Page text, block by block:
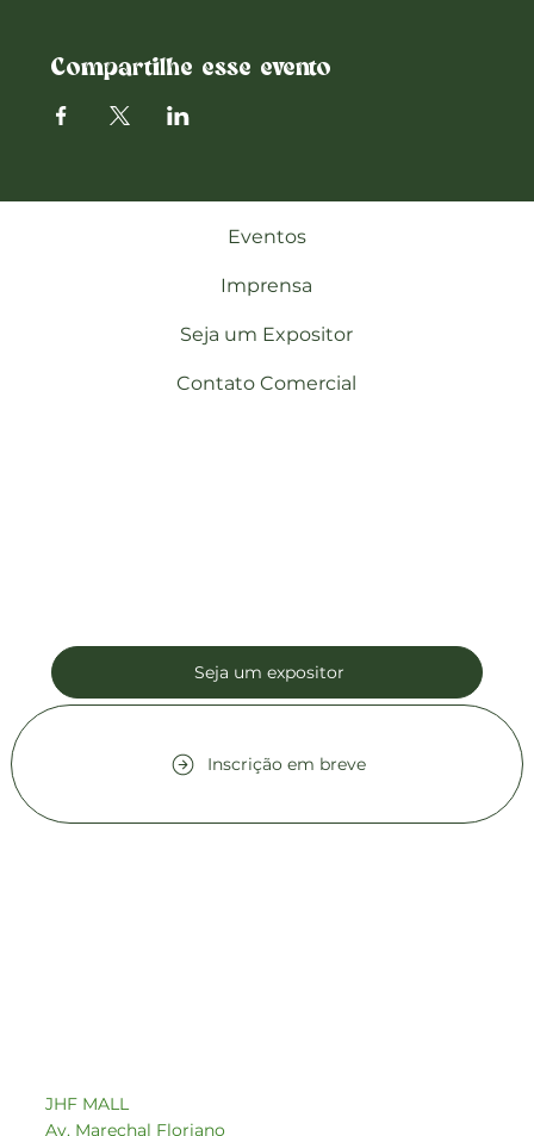
Compartilhe esse evento
Eventos
Imprensa
Seja um Expositor
Contato Comercial
Seja um expositor
Inscrição em breve
JHF MALL
Av. Marechal Floriano